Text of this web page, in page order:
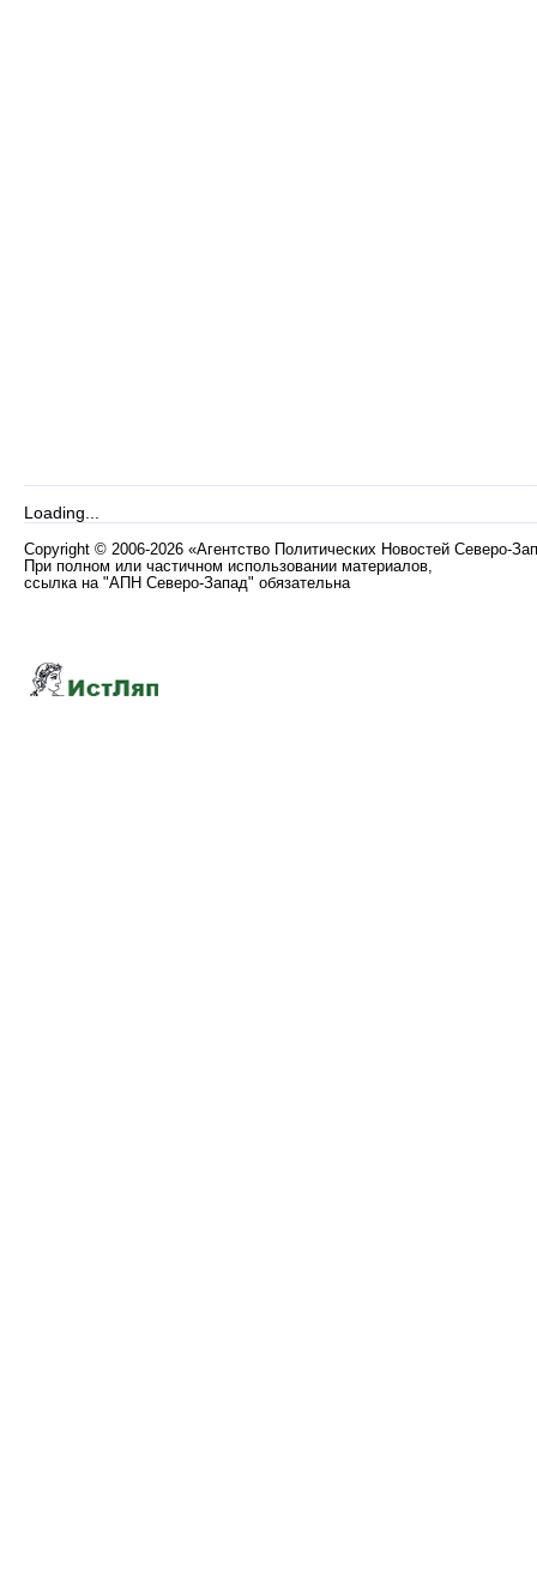
Loading...
Copyright © 2006-2026 «Агентство Политических Новостей Северо-
При полном или частичном использовании материалов,
ссылка на "АПН Северо-Запад" обязательна